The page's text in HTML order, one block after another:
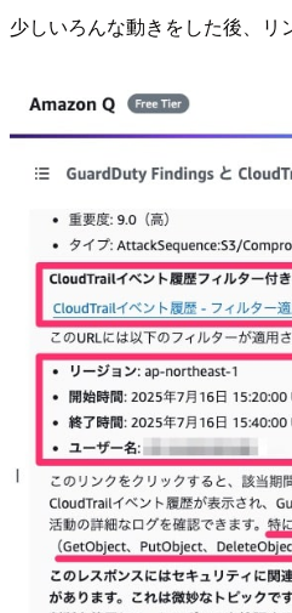
少しいろんな動きをした後、リ